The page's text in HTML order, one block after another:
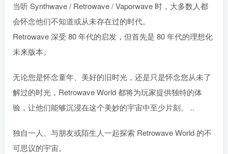
当听 Synthwave / Retrowave / Vaporwave 时，大多数人都
会怀念他们不知道或从未存在过的时代。
Retrowave 深受 80 年代的启发，但首先是 80 年代的理想化
未来版本。
无论您是怀念童年、美好的旧时光，还是只是怀念您从未了
解过的时光，Retrowave World 都将为玩家提供独特的体
验，让他们能够沉浸在这个美妙的宇宙中至少片刻。 ..
独自一人、与朋友或陌生人一起探索 Retrowave World 的不
可思议的宇宙。